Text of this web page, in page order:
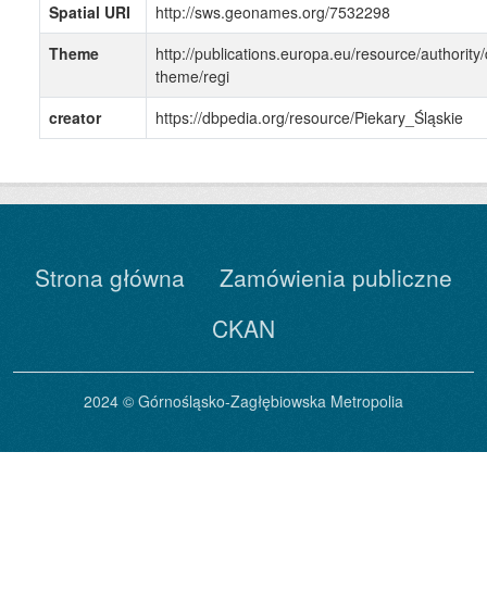
Spatial URI
http://sws.geonames.org/7532298
Theme
http://publications.europa.eu/resource/
theme/regi
creator
https://dbpedia.org/resource/Piekary_Śląskie
Strona główna
Zamówienia publiczne
CKAN
2024 © Górnośląsko-Zagłębiowska Metropolia